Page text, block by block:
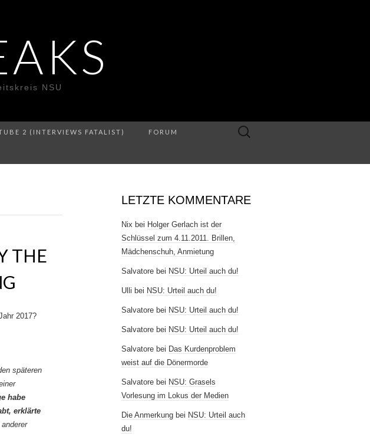
NSU
2 (INTERVIEWS FATALIST) FORUM
Suche
THE
2017?
späteren
habe
erklärte
LETZTE KOMMENTARE
Nix bei Holger Gerlach ist der
Schlüssel zum 4.11.2011. Brillen,
Mädchenschuh, Anmietung
Salvatore bei NSU: Urteil auch du!
Ulli bei NSU: Urteil auch du!
Salvatore bei NSU: Urteil auch du!
Salvatore bei NSU: Urteil auch du!
Salvatore bei Das Kurdenproblem
weist auf die Dönermorde
Salvatore bei NSU: Grasels
Vorlesung im Lokus der Medien
Die Anmerkung bei NSU: Urteil auch
du!